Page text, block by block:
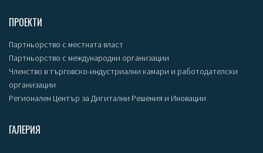
ПРОЕКТИ
Партньорство с местната власт
Партньорство с международни организации
Членство в търговско-индустриални камари и работодателски
организации
Регионален Център за Дигитални Решения и Иновации
ГАЛЕРИЯ